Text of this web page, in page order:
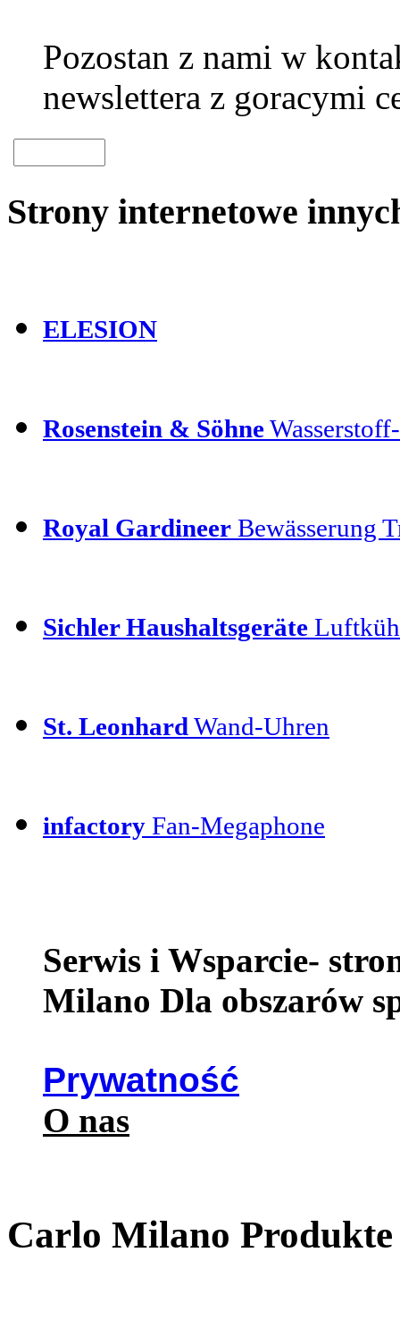
Pozostan z nami w
newslettera z goracymi
Strony internetowe
ELESION
Rosenstein & Söhne
Royal Gardineer Bewässerung
Sichler Haushaltsgeräte
St. Leonhard Wand-Uhren
infactory Fan-Megaphone
Serwis i Wsparcie-
Milano Dla obszarów
Prywatność
O nas
Carlo Milano